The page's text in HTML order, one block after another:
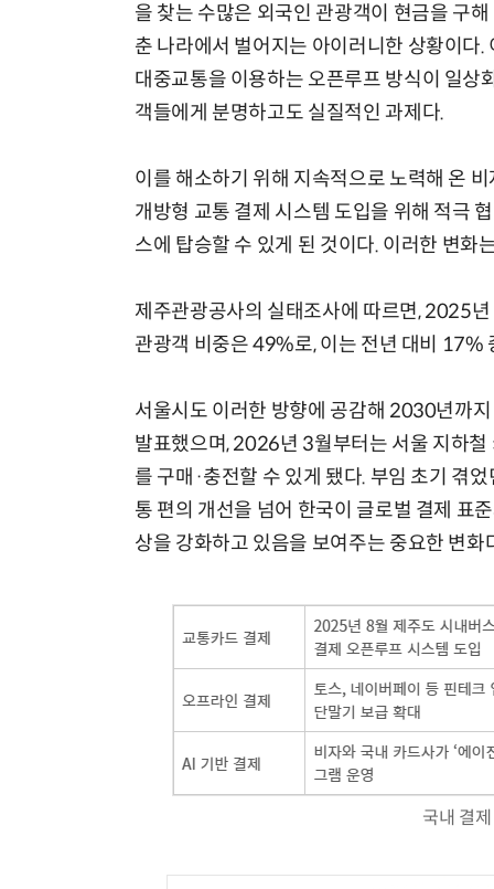
을 찾는 수많은 외국인 관광객이 현금을 구
춘 나라에서 벌어지는 아이러니한 상황이다
대중교통을 이용하는 오픈루프 방식이 일상
객들에게 분명하고도 실질적인 과제다.
이를 해소하기 위해 지속적으로 노력해 온
개방형 교통 결제 시스템 도입을 위해 적극
스에 탑승할 수 있게 된 것이다. 이러한 변화
제주관광공사의 실태조사에 따르면, 2025
관광객 비중은 49%로, 이는 전년 대비 17%
서울시도 이러한 방향에 공감해 2030년까
발표했으며, 2026년 3월부터는 서울 지하
를 구매·충전할 수 있게 됐다. 부임 초기 겪
통 편의 개선을 넘어 한국이 글로벌 결제 표
상을 강화하고 있음을 보여주는 중요한 변화
국내 결